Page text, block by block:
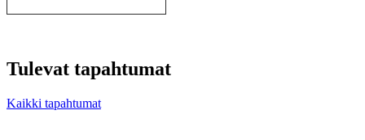
Tulevat tapahtumat
Kaikki tapahtumat